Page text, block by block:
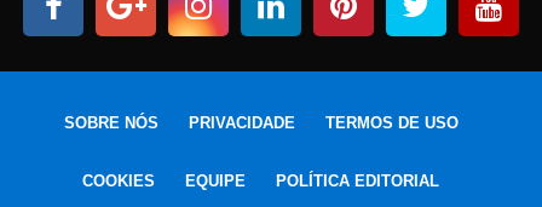
SOBRE NÓS PRIVACIDADE TERMOS DE USO
COOKIES EQUIPE POLÍTICA EDITORIAL